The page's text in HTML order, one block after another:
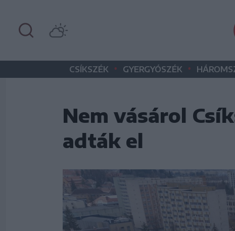
CSÍKSZÉK • GYERGYÓSZÉK •
Nem vásárol
adták el